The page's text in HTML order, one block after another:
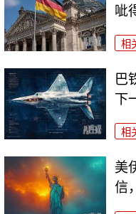
呲
相
巴
下
相
美
信